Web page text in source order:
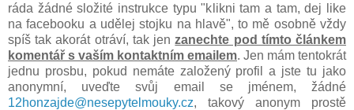
ráda žádné složité instrukce typu "klikni tam a tam, dej like
na facebooku a udělej stojku na hlavě", to mě osobně vždy
spíš tak akorát otráví, tak jenzanechte pod tímto článkem
komentář s vaším kontaktním emailem. Jen mám tentokrát
jednu prosbu, pokud nemáte založený profil a jste tu jako
anonymní, uveďte svůj email se jménem, žádné
12honzajde@nesepytelmouky.cz, takový anonym prostě